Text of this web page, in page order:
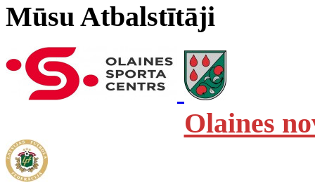
Mūsu Atbalstītāji
Olaines